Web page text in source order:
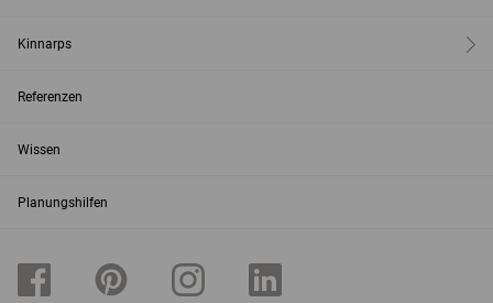
Kinnarps
Referenzen
Wissen
Planungshilfen